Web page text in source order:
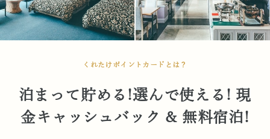
くれたけポイントカードとは？
泊まって貯める!選んで使える! 現
金キャッシュバック & 無料宿泊!